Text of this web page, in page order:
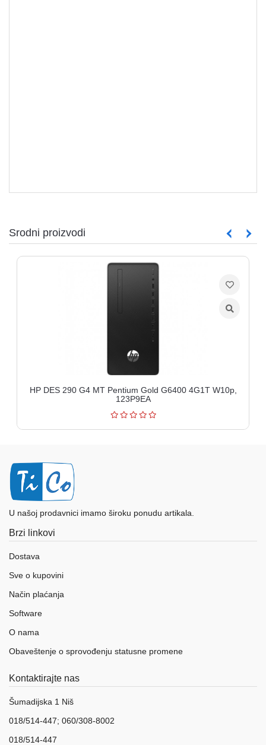
Srodni proizvodi
HP DES 290 G4 MT Pentium Gold G6400 4G1T W10p,
123P9EA
U našoj prodavnici imamo široku ponudu artikala.
Brzi linkovi
Dostava
Sve o kupovini
Način plaćanja
Software
O nama
Obaveštenje o sprovođenju statusne promene
Kontaktirajte nas
Šumadijska 1 Niš
018/514-447; 060/308-8002
018/514-447